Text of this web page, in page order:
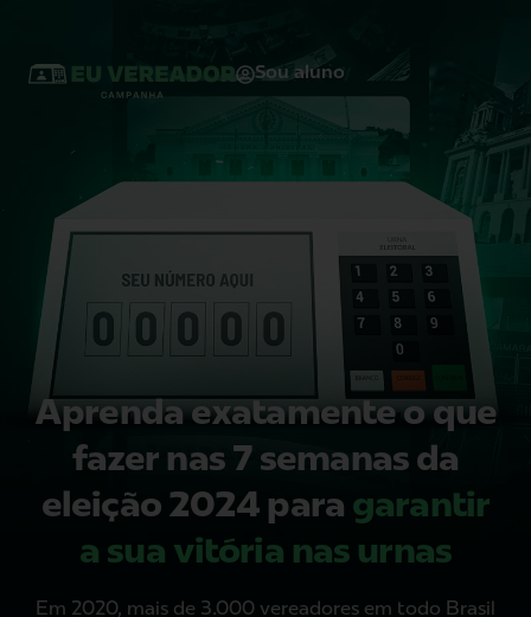
Sou aluno
Aprenda exatamente o que
fazer nas 7 semanas da
eleição 2024 para garantir
a sua vitória nas urnas
Em 2020, mais de 3.000 vereadores em todo Brasil